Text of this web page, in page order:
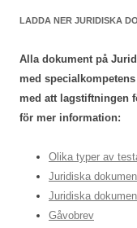
LADDA NER JURIDISKA
Alla dokument på
med
med att lagstiftningen
för mer information:
Olika typer av
Juridiska
Juridiska
Gåvobrev